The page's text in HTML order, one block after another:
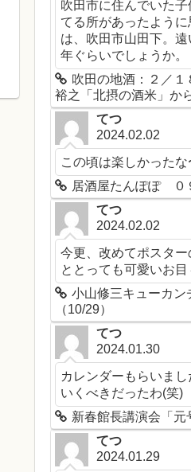
吹田市に住んでいた
てる所があったよう
は、吹田市山田下。
年ぐらいでしょうか。
吹田の地酒：２／
裕之「北摂の酒米」か
てつ
2024.02.02
この頃は楽しかったな
居酒屋たんぽぽ ０
てつ
2024.02.02
今更、改めてポスタ
ととっても可愛いお
小山修三キューカン
（10/29）
てつ
2024.01.30
カレンダーもらいま
いくべきだったわ(笑)
新春館長講演会「元
てつ
2024.01.29